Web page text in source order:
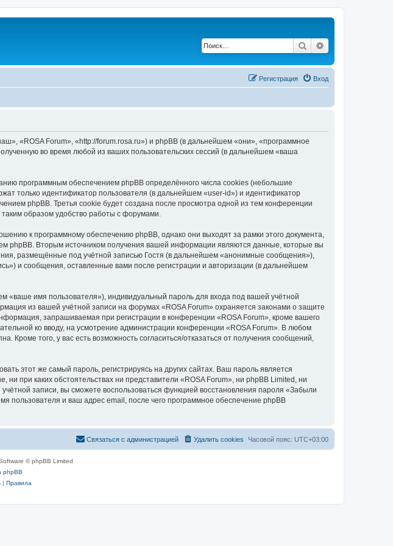
Поиск
Вход
Регистрация
«ROSA Forum», «http://forum.rosa.ru») и phpBB (в дальнейшем «они», «программное
во время любой из ваших пользовательских сессий (в дальнейшем «ваша
программным обеспечением phpBB определённого числа cookies (небольшие
только идентификатор пользователя (в дальнейшем «user-id») и идентификатор
phpBB. Третья cookie будет создана после просмотра одной из тем конференции
образом удобство работы с форумами.
к программному обеспечению phpBB, однако они выходят за рамки этого документа,
phpBB. Вторым источником получения вашей информации являются данные, которые вы
размещённые под учётной записью Гостя (в дальнейшем «анонимные сообщения»),
и сообщения, оставленные вами после регистрации и авторизации (в дальнейшем
«ваше имя пользователя»), индивидуальный пароль для входа под вашей учётной
из вашей учётной записи на форумах «ROSA Forum» охраняется законами о защите
запрашиваемая при регистрации в конференции «ROSA Forum», кроме вашего
ко вводу, на усмотрение администрации конференции «ROSA Forum». В любом
Кроме того, у вас есть возможность согласиться/отказаться от получения сообщений,
этот же самый пароль, регистрируясь на других сайтах. Ваш пароль является
при каких обстоятельствах ни представители «ROSA Forum», ни phpBB Limited, ни
записи, вы сможете воспользоваться функцией восстановления пароля «Забыли
пользователя и ваш адрес email, после чего программное обеспечение phpBB
Часовой пояс: UTC+03:00
Удалить cookies
Связаться с администрацией
© phpBB Limited
phpBB
| Правила